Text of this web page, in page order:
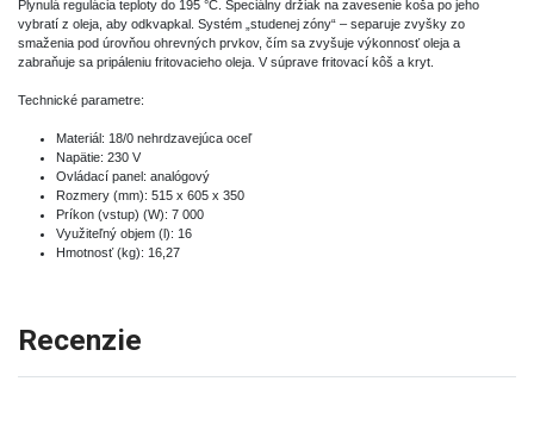
Plynulá regulácia teploty do 195 °C. Špeciálny držiak na zavesenie koša po jeho
vybratí z oleja, aby odkvapkal. Systém „studenej zóny“ – separuje zvyšky zo
smaženia pod úrovňou ohrevných prvkov, čím sa zvyšuje výkonnosť oleja a
zabraňuje sa pripáleniu fritovacieho oleja. V súprave fritovací kôš a kryt.
Technické parametre:
Materiál: 18/0 nehrdzavejúca oceľ
Napätie: 230 V
Ovládací panel: analógový
Rozmery (mm): 515 x 605 x 350
Príkon (vstup) (W): 7 000
Využiteľný objem (l): 16
Hmotnosť (kg): 16,27
Recenzie